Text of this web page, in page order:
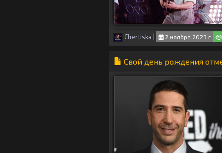
Chertiska 2 ноября 2023 г
Свой день рождения